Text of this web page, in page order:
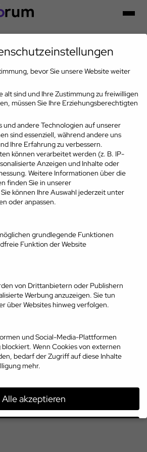
Karriereoffensive 2026
treffen auf Top-
Talente
Impressum
bevor Sie unsere Website weiter
alt sind und Ihre Zustimmung zu freiwilligen
müssen Sie Ihre Erziehungsberechtigten
und andere Technologien auf unserer
sind essenziell, während andere uns
Ihre Erfahrung zu verbessern.
können verarbeitet werden (z. B. IP-
Anzeigen und Inhalte oder
Weitere Informationen über die
finden Sie in unserer
Sie können Ihre Auswahl jederzeit unter
oder anpassen.
grundlegende Funktionen
Funktion der Website
von Drittanbietern oder Publishern
Werbung anzuzeigen. Sie tun
über Websites hinweg verfolgen.
und Social-Media-Plattformen
Wenn Cookies von externen
bedarf der Zugriff auf diese Inhalte
mehr.
Alle akzeptieren